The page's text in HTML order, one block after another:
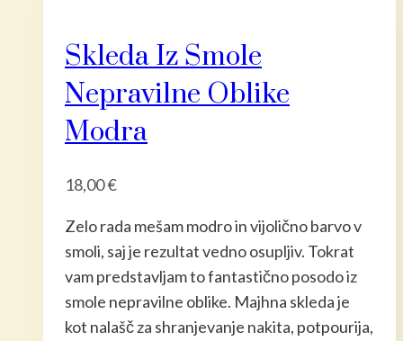
Skleda Iz Smole
Nepravilne Oblike
Modra
18,00€
Zelo rada mešam modro in vijolično barvo v
smoli, saj je rezultat vedno osupljiv. Tokrat
vam predstavljam to fantastično posodo iz
smole nepravilne oblike. Majhna skleda je
kot nalašč za shranjevanje nakita, potpourija,